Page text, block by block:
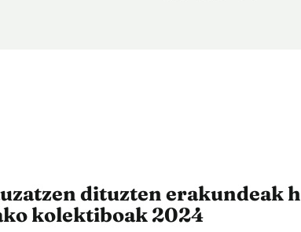
dituzten erakundeak
kolektiboak 2024